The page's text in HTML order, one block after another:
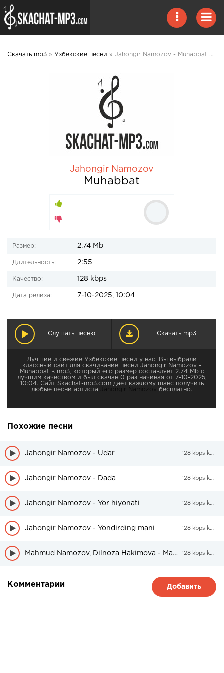
Скачать mp3 » Узбекские песни » Jahongir Namozov - Muhabbat mp3 скачать
Jahongir Namozov
Muhabbat
Размер: 2.74 Mb
Длительность: 2:55
Качество: 128 kbps
Дата релиза: 7-10-2025, 10:04
Слушать песню Скачать mp3
Лучшие и свежие Узбекские песни у нас. Вы выбрали
классный сайт для скачивание песни Jahongir Namozov -
Muhabbat в mp3, который его размер составляет 2.74 Mb с
лучшим качеством и был скачан 0 раз начиная от 7-10-2025,
10:04. Сайт Skachat-mp3.com дает каждому шанс получить
любые песни артиста
Jahongir Namozov бесплатно.
Похожие песни
Jahongir Namozov - Udar 128 kbps kbps
Jahongir Namozov - Dada 128 kbps kbps
Jahongir Namozov - Yor hiyonati 128 kbps kbps
Jahongir Namozov - Yondirding mani 128 kbps kbps
Mahmud Namozov, Dilnoza Hakimova - Mayxona 128 kbps kbps
Комментарии Добавить